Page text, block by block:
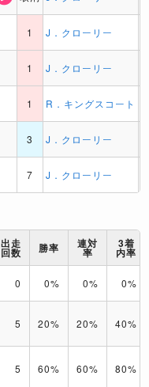
1 J．クローリー
1 J．クローリー
1 R．キングスコート
3 J．クローリー
7 J．クローリー
出走
回数 勝率 連対
率
3着
内率
0 0% 0% 0%
5 20% 20% 40%
5 60% 60% 80%